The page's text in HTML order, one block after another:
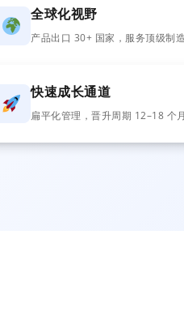
全球化视野
产品出口 30+ 国家，服务顶级制
快速成长通道
扁平化管理，晋升周期 12–18 个月